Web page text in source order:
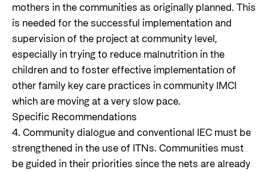
mothers in the communities as originally planned. This
is needed for the successful implementation and
supervision of the project at community level,
especially in trying to reduce malnutrition in the
children and to foster effective implementation of
other family key care practices in community IMCI
which are moving at a very slow pace.
Specific Recommendations
4. Community dialogue and conventional IEC must be
strengthened in the use of ITNs. Communities must
be guided in their priorities since the nets are already